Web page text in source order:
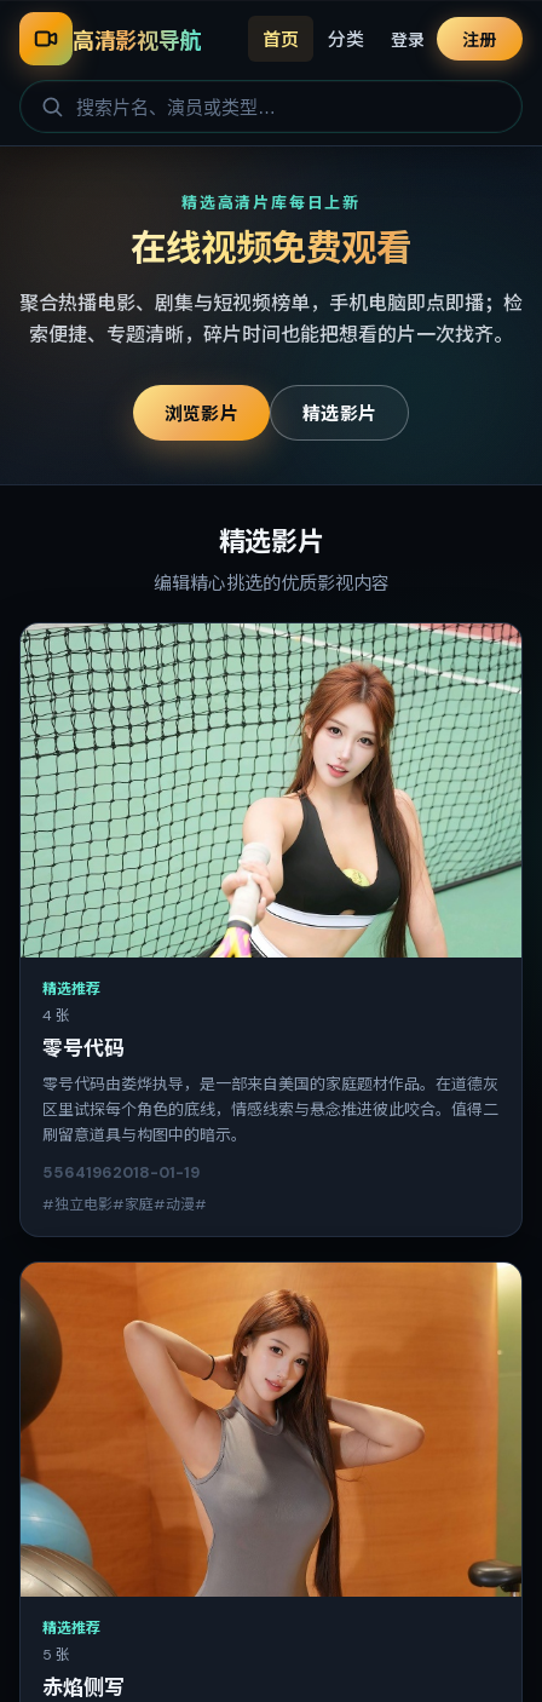
高清影视导航 首页 分类 登录 注册
精选高清片库每日上新
在线视频免费观看
聚合热播电影、剧集与短视频榜单，手机电脑即点即播；检
索便捷、专题清晰，碎片时间也能把想看的片一次找齐。
浏览影片 精选影片
精选影片
编辑精心挑选的优质影视内容
精选推荐
4 张
零号代码
零号代码由娄烨执导，是一部来自美国的家庭题材作品。在道德灰
区里试探每个角色的底线，情感线索与悬念推进彼此咬合。值得二
刷留意道具与构图中的暗示。
55641962018-01-19
#独立电影#家庭#动漫#
精选推荐
5 张
赤焰侧写